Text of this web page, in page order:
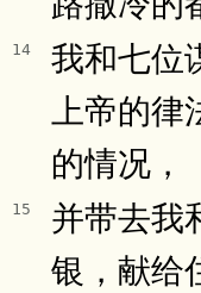
14
我和七位
上帝的
的情况，
15
并带去我
银，献给